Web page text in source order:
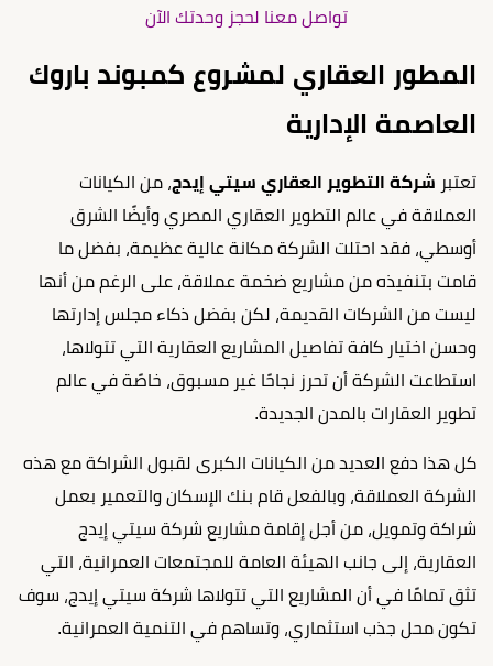
تواصل معنا لحجز وحدتك الآن
المطور العقاري لمشروع كمبوند باروك
العاصمة الإدارية
تعتبر شركة التطوير العقاري سيتي إيدج، من الكيانات
العملاقة في عالم التطوير العقاري المصري وأيضًا الشرق
أوسطي، فقد احتلت الشركة مكانة عالية عظيمة، بفضل ما
قامت بتنفيذه من مشاريع ضخمة عملاقة، على الرغم من أنها
ليست من الشركات القديمة، لكن بفضل ذكاء مجلس إدارتها
وحسن اختيار كافة تفاصيل المشاريع العقارية التي تتولاها،
استطاعت الشركة أن تحرز نجاحًا غير مسبوق، خاصًة في عالم
تطوير العقارات بالمدن الجديدة.
كل هذا دفع العديد من الكيانات الكبرى لقبول الشراكة مع هذه
الشركة العملاقة، وبالفعل قام بنك الإسكان والتعمير بعمل
شراكة وتمويل، من أجل إقامة مشاريع شركة سيتي إيدج
العقارية، إلى جانب الهيئة العامة للمجتمعات العمرانية، التي
تثق تمامًا في أن المشاريع التي تتولاها شركة سيتي إيدج، سوف
تكون محل جذب استثماري، وتساهم في التنمية العمرانية.